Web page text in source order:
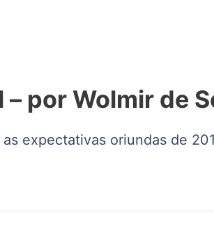
por Wolmir de
expectativas oriundas de